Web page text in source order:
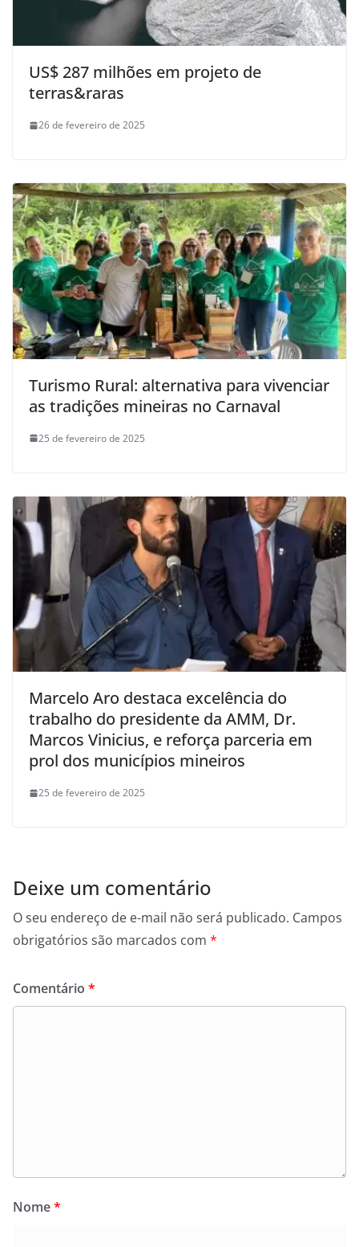
US$ 287 milhões em projeto de
terras&raras
26 de fevereiro de 2025
Turismo Rural: alternativa para vivenciar
as tradições mineiras no Carnaval
25 de fevereiro de 2025
Marcelo Aro destaca excelência do
trabalho do presidente da AMM, Dr.
Marcos Vinicius, e reforça parceria em
prol dos municípios mineiros
25 de fevereiro de 2025
Deixe um comentário
O seu endereço de e-mail não será publicado. Campos
obrigatórios são marcados com *
Comentário *
Nome*